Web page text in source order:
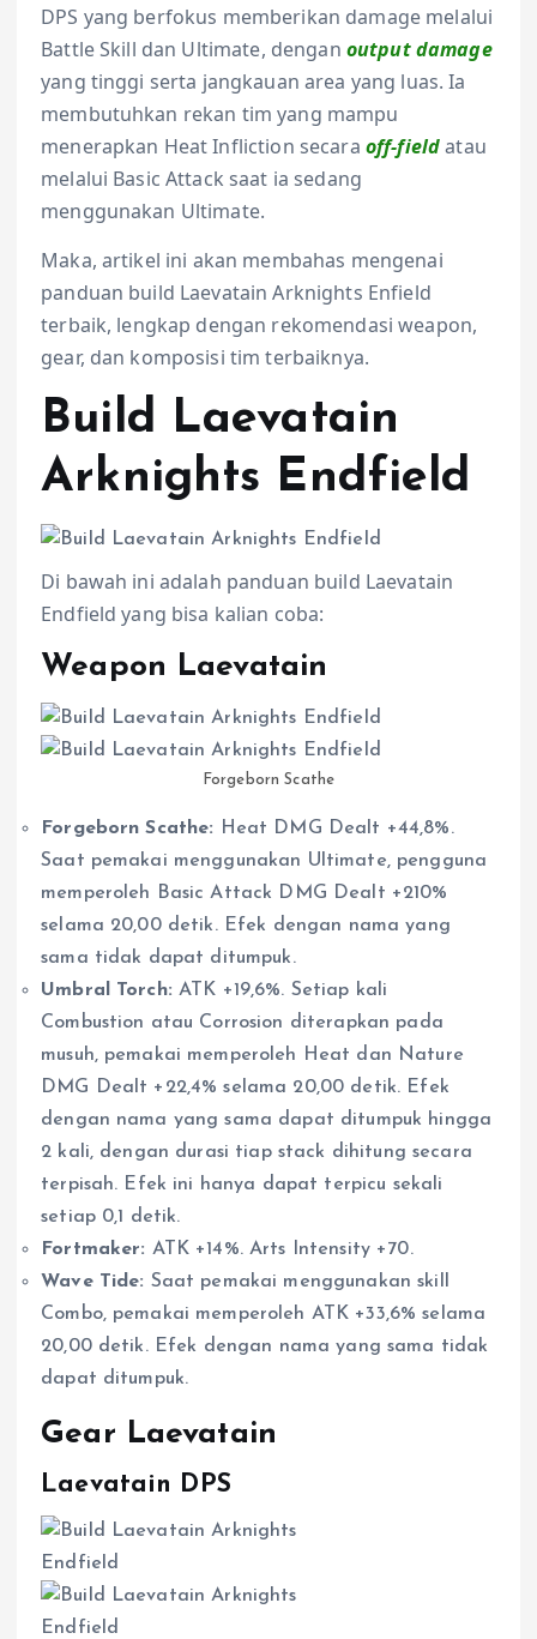
DPS yang berfokus memberikan damage melalui
Battle Skill dan Ultimate, dengan output damage
yang tinggi serta jangkauan area yang luas. Ia
membutuhkan rekan tim yang mampu
menerapkan Heat Infliction secara off-fieldatau
melalui Basic Attack saat ia sedang
menggunakan Ultimate.
Maka, artikel ini akan membahas mengenai
panduan build Laevatain Arknights Enfield
terbaik, lengkap dengan rekomendasi weapon,
gear, dan komposisi tim terbaiknya.
Build Laevatain
Arknights Endfield
Di bawah ini adalah panduan build Laevatain
Endfield yang bisa kalian coba:
Weapon Laevatain
Forgeborn Scathe
Forgeborn Scathe: Heat DMG Dealt +44,8%.
Saat pemakai menggunakan Ultimate, pengguna
memperoleh Basic Attack DMG Dealt +210%
selama 20,00 detik. Efek dengan nama yang
sama tidak dapat ditumpuk.
Umbral Torch: ATK +19,6%. Setiap kali
Combustion atau Corrosion diterapkan pada
musuh, pemakai memperoleh Heat dan Nature
DMG Dealt +22,4% selama 20,00 detik. Efek
dengan nama yang sama dapat ditumpuk hingga
2 kali, dengan durasi tiap stack dihitung secara
terpisah. Efek ini hanya dapat terpicu sekali
setiap 0,1 detik.
Fortmaker: ATK +14%. Arts Intensity +70.
Wave Tide: Saat pemakai menggunakan skill
Combo, pemakai memperoleh ATK +33,6% selama
20,00 detik. Efek dengan nama yang sama tidak
dapat ditumpuk.
Gear Laevatain
Laevatain DPS